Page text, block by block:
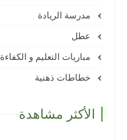
مدرسة الريادة
عطل
مباريات التعليم و الكفاءة
خطاطات ذهنية
الأكثر مشاهدة